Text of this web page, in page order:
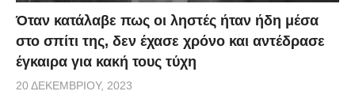
Όταν κατάλαβε πως οι ληστές ήταν ήδη μέσα
στο σπίτι της, δεν έχασε χρόνο και αντέδρασε
έγκαιρα για κακή τους τύχη
20 ΔΕΚΕΜΒΡΊΟΥ, 2023